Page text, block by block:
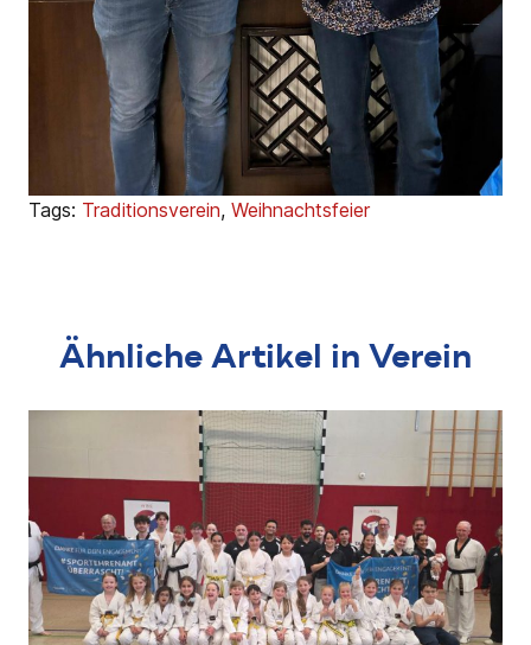
Tags: Traditionsverein, Weihnachtsfeier
Ähnliche Artikel in Verein